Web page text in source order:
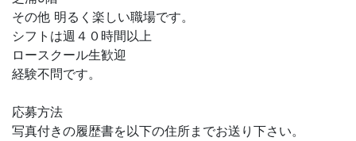
その他 明るく楽しい職場です。
シフトは週４０時間以上
ロースクール生歓迎
経験不問です。
応募方法
写真付きの履歴書を以下の住所までお送り下さい。